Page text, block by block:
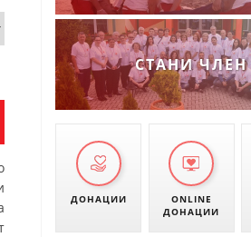
СТАНИ ЧЛЕН
ДОНАЦИИ
ONLINE
ДОНАЦИИ